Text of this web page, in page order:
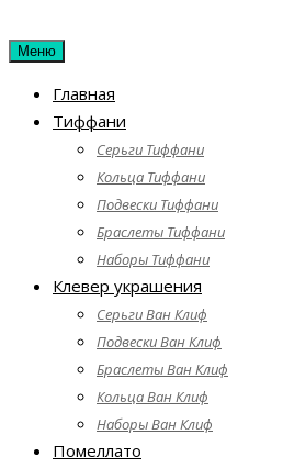
Меню
Главная
Тиффани
Серьги Тиффани
Кольца Тиффани
Подвески Тиффани
Браслеты Тиффани
Наборы Тиффани
Клевер украшения
Серьги Ван Клиф
Подвески Ван Клиф
Браслеты Ван Клиф
Кольца Ван Клиф
Наборы Ван Клиф
Помеллато